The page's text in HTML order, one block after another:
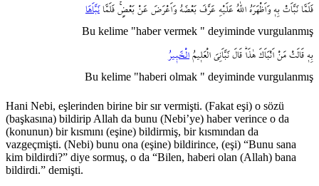
فَلَمَّا نَبَّاَتْ بِه۪ وَاَظْهَرَهُ اللّٰهُ عَلَيْهِ عَرَّفَ بَعْضَهُ وَاَعْرَضَ عَنْ بَعْضٍۚ فَلَمَّا نَبَّاَهَا
Bu kelime "haber vermek " deyiminde vurgulanmış
بِه۪ قَالَتْ مَنْ اَنْبَاَكَ هٰذَاۜ قَالَ نَبَّاَنِيَ الْعَل۪يمُ الْخَب۪يرُ
Bu kelime "haberi olmak " deyiminde vurgulanmış
Hani Nebi, eşlerinden birine bir sır vermişti. (Fakat eşi) o sözü
(başkasına) bildirip Allah da bunu (Nebi’ye) haber verince o da
(konunun) bir kısmını (eşine) bildirmiş, bir kısmından da
vazgeçmişti. (Nebi) bunu ona (eşine) bildirince, (eşi) “Bunu sana
kim bildirdi?” diye sormuş, o da “Bilen, haberi olan (Allah) bana
bildirdi.” demişti.